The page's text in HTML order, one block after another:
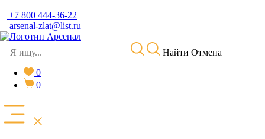
+7 800 444-36-22
arsenal-zlat@list.ru
Найти Отмена
0
0